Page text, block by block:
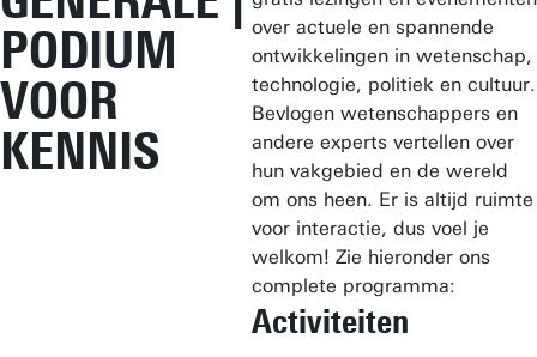
PODIUM
VOOR
KENNIS
over actuele en spannende
ontwikkelingen in wetenschap,
technologie, politiek en cultuur.
Bevlogen wetenschappers en
andere experts vertellen over
hun vakgebied en de wereld
om ons heen. Er is altijd ruimte
voor interactie, dus voel je
welkom! Zie hieronder ons
complete programma:
Activiteiten